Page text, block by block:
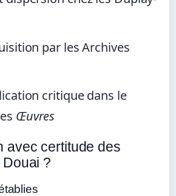
par les Archives
critique dans le
Œuvres
avec certitude des
?